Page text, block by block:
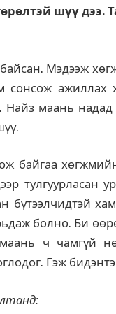
шүү дээ.
Мэдээж
ажиллах
маань
байгаа
тулгуурласан
бүтээлчидтэй
болно. Би
ч чамгүй
Гэж